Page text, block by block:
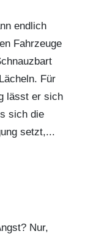
endlich
Fahrzeuge
Für
lässt er sich
sich die
setzt,...
Nur,